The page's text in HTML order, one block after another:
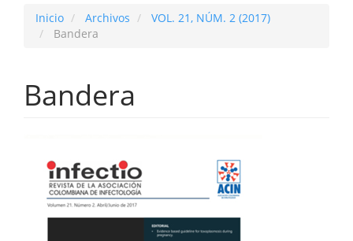
Inicio Archivos
VOL. 21, NÚM. 2 (2017)
Bandera
Bandera
lateral
del
artículo